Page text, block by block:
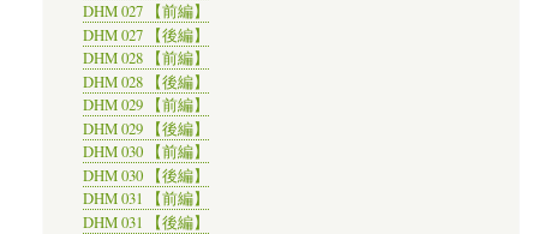
DHM 027 【前編】
DHM 027 【後編】
DHM 028 【前編】
DHM 028 【後編】
DHM 029 【前編】
DHM 029 【後編】
DHM 030 【前編】
DHM 030 【後編】
DHM 031 【前編】
DHM 031 【後編】